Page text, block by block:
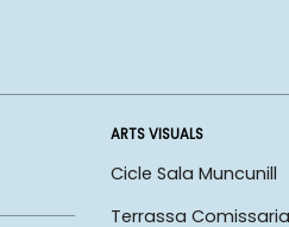
ARTS VISUALS
Cicle Sala Muncunill
Terrassa